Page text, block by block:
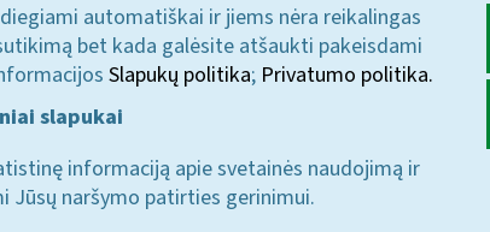
automatiškai ir jiems nėra reikalingas
bet kada galėsite atšaukti pakeisdami
Slapukų politika; Privatumo politika.
slapukai
informaciją apie svetainės naudojimą ir
Jūsų naršymo patirties gerinimui.